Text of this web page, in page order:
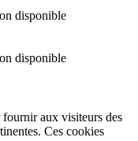
disponible
disponible
aux visiteurs des
Ces cookies